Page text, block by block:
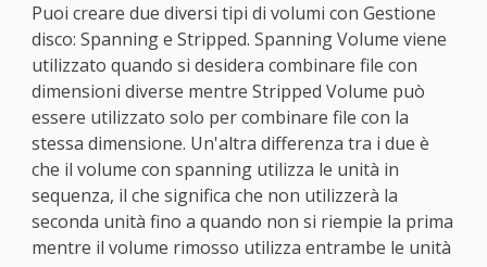
Puoi creare due diversi tipi di volumi con Gestione
disco: Spanning e Stripped. Spanning Volume viene
utilizzato quando si desidera combinare file con
dimensioni diverse mentre Stripped Volume può
essere utilizzato solo per combinare file con la
stessa dimensione. Un'altra differenza tra i due è
che il volume con spanning utilizza le unità in
sequenza, il che significa che non utilizzerà la
seconda unità fino a quando non si riempie la prima
mentre il volume rimosso utilizza entrambe le unità